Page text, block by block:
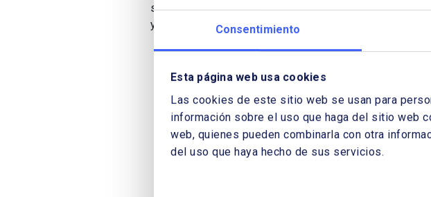
Consentimiento
Esta página web usa cookies
Las cookies de este sitio web se usan para
información sobre el uso que haga del sitio web
web, quienes pueden combinarla con otra
del uso que haya hecho de sus servicios.
situación regulatoria actual, los aspectos normativos a
y rentabilidad.